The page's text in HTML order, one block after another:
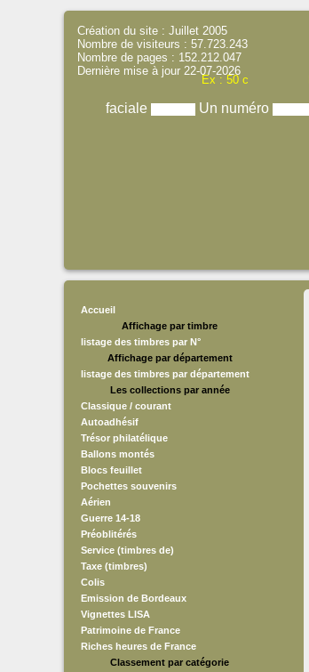
Ex : 50 c
faciale Un numéro
Création du site : Juillet 2005
Nombre de visiteurs : 57.723.243
Nombre de pages : 152.212.047
Dernière mise à jour 22-07-2026
Accueil
Affichage par timbre
listage des timbres par N°
Affichage par département
listage des timbres par département
Les collections par année
Classique / courant
Autoadhésif
Trésor philatélique
Ballons montés
Blocs feuillet
Pochettes souvenirs
Aérien
Guerre 14-18
Préoblitérés
Service (timbres de)
Taxe (timbres)
Colis
Emission de Bordeaux
Vignettes LISA
Patrimoine de France
Riches heures de France
Classement par catégorie